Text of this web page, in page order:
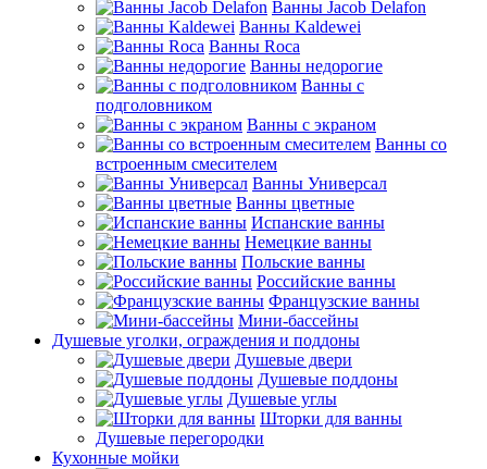
Ванны Jacob Delafon
Ванны Kaldewei
Ванны Roca
Ванны недорогие
Ванны с
подголовником
Ванны с экраном
Ванны со
встроенным смесителем
Ванны Универсал
Ванны цветные
Испанские ванны
Немецкие ванны
Польские ванны
Российские ванны
Французские ванны
Мини-бассейны
Душевые уголки, ограждения и поддоны
Душевые двери
Душевые поддоны
Душевые углы
Шторки для ванны
Душевые перегородки
Кухонные мойки